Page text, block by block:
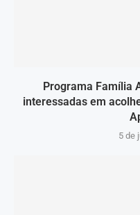
Programa Família
interessadas em
5 de